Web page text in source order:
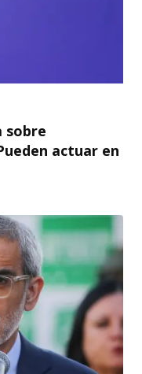
sobre
actuar en